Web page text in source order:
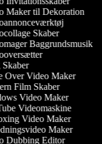
Maker til Dekoration
Skaber
Baggrundsmusik
Over Video Maker
Film Skaber
Video Maker
Videomaskine
Video Maker
Maker
Dubbing Editor